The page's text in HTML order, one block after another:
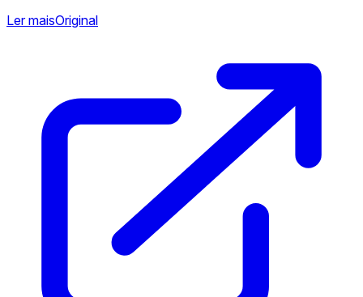
Ler maisOriginal